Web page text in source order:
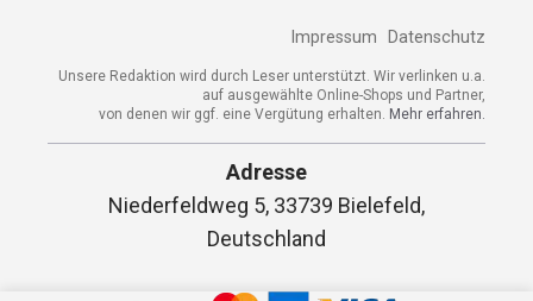
Impressum Datenschutz
Unsere Redaktion wird durch Leser unterstützt. Wir verlinken u.a.
auf ausgewählte Online-Shops und Partner,
von denen wir ggf. eine Vergütung erhalten. Mehr erfahren.
Adresse
Niederfeldweg 5, 33739 Bielefeld,
Deutschland